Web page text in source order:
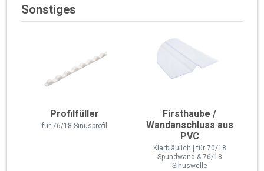
Sonstiges
Profilfüller
für 76/18 Sinusprofil
Firsthaube /
Wandanschluss aus
PVC
Klarbläulich | für 70/18
Spundwand & 76/18
Sinuswelle